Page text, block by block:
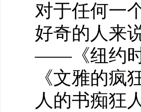
对于任何一
好奇的人来
——《纽约时
《文雅的
人的书痴狂